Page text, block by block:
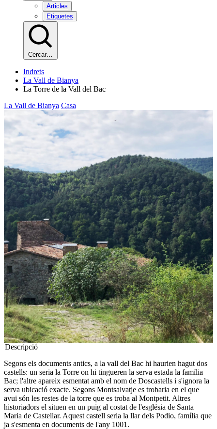
Articles
Etiquetes
Cercar…
Indrets
La Vall de Bianya
La Torre de la Vall del Bac
La Vall de Bianya Casa
Descripció
Segons els documents antics, a la vall del Bac hi haurien hagut dos
castells: un seria la Torre on hi tingueren la serva estada la família
Bac; l'altre apareix esmentat amb el nom de Doscastells i s'ignora la
serva ubicació exacte. Segons Montsalvatje es trobaria en el que
avui són les restes de la torre que es troba al Montpetit. Altres
historiadors el situen en un puig al costat de l'església de Santa
Maria de Castellar. Aquest castell seria la llar dels Podio, família que
ja s'esmenta en documents de l'any 1001.